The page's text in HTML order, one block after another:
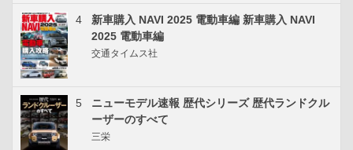
4
新車購入 NAVI 2025 電動車編 新車購入 NAVI
2025 電動車編
交通タイムス社
5
ニューモデル速報 歴代シリーズ 歴代ランドクル
ーザーのすべて
三栄